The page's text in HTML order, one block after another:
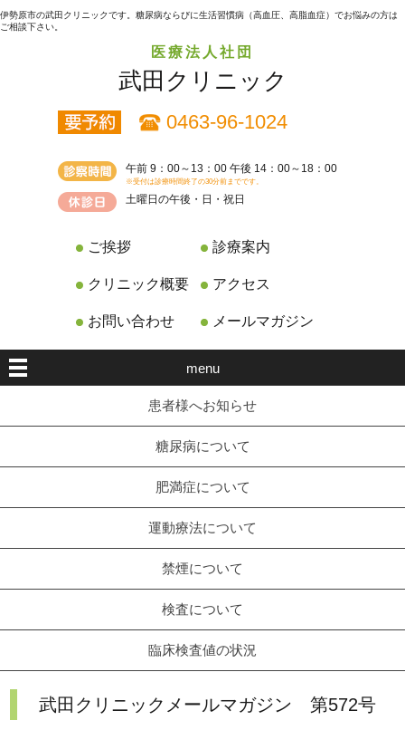
伊勢原市の武田クリニックです。糖尿病ならびに生活習慣病（高血圧、高脂血症）でお悩みの方は
ご相談下さい。
医療法人社団
武田クリニック
0463-96-1024
午前 9：00～13：00 午後 14：00～18：00
※受付は診療時間終了の30分前までです。
土曜日の午後・日・祝日
ご挨拶 診療案内
クリニック概要 アクセス
お問い合わせ メールマガジン
menu
患者様へお知らせ
糖尿病について
肥満症について
運動療法について
禁煙について
検査について
臨床検査値の状況
武田クリニックメールマガジン 第572号